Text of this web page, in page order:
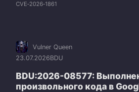
CVE‑2026‑1861
Vulner Queen
23.07.2026BDU
BDU:2026-08577:
произвольного кода в